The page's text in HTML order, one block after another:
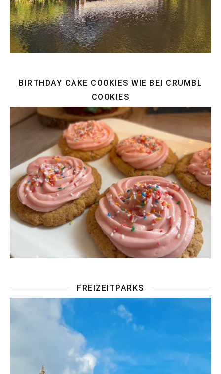
BIRTHDAY CAKE COOKIES WIE BEI CRUMBL
COOKIES
FREIZEITPARKS